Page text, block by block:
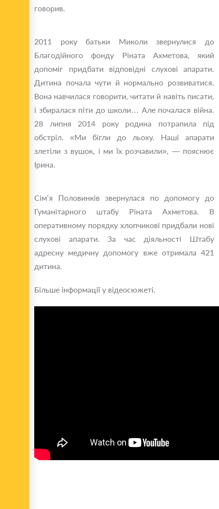
говорив.
2011 року батьки Миколи звернулися до
Благодійного фонду Ріната Ахметова, який
допоміг придбати відповідні слухові апарати.
Дитина почала чути й нормально розвиватися.
Вона навчилася говорити, читати й навіть писати,
і збиралася піти до школи… Але почалася війна.
28 липня 2014 року родина потрапила під
обстріл. «Ми бігли до льоху. Наші апарати
злетіли з вушок, і ми їх розчавили», — пояснює
Ірина.
Сім’я Половинків звернулася по допомогу до
Гуманітарного штабу Ріната Ахметова. В
оперативному порядку хлопчикові придбали нові
слухові апарати. За час діяльності Штабу
адресну медичну допомогу вже отримала 421
дитина.
Більше інформації у відеосюжеті.